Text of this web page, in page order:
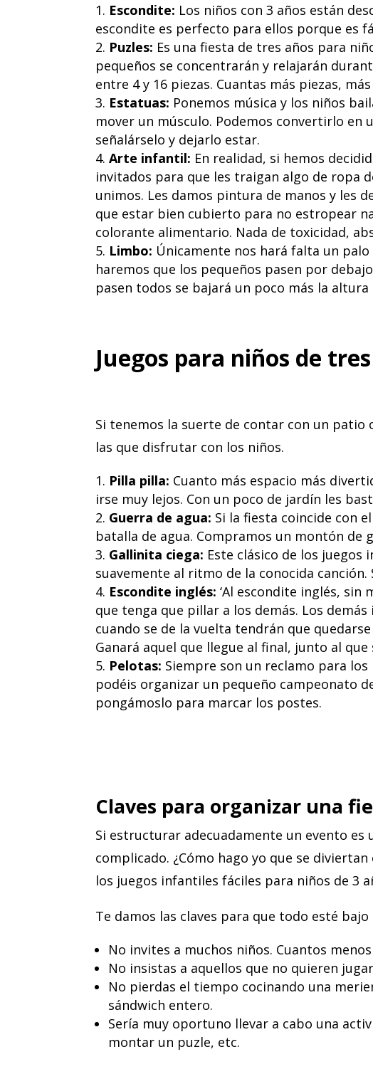
Escondite: Los niños con 3 años están
escondite es perfecto para ellos porque es
Puzles: Es una fiesta de tres años para
pequeños se concentrarán y relajarán
entre 4 y 16 piezas. Cuantas más piezas,
Estatuas: Ponemos música y los niños
mover un músculo. Podemos convertirlo en
señalárselo y dejarlo estar.
Arte infantil: En realidad, si hemos
invitados para que les traigan algo de ropa
unimos. Les damos pintura de manos y les
que estar bien cubierto para no estropear
colorante alimentario. Nada de toxicidad,
Limbo: Únicamente nos hará falta un
haremos que los pequeños pasen por
pasen todos se bajará un poco más la altura
Juegos para niños de
Si tenemos la suerte de contar con un
las que disfrutar con los niños.
Pilla pilla: Cuanto más espacio más
irse muy lejos. Con un poco de jardín les
Guerra de agua: Si la fiesta coincide con
batalla de agua. Compramos un montón de
Gallinita ciega: Este clásico de los
suavemente al ritmo de la conocida
Escondite inglés: ‘Al escondite inglés, sin
que tenga que pillar a los demás. Los
cuando se de la vuelta tendrán que
Ganará aquel que llegue al final, junto al que
Pelotas: Siempre son un reclamo para
podéis organizar un pequeño campeonato
pongámoslo para marcar los postes.
Claves para organizar una
Si estructurar adecuadamente un evento
complicado. ¿Cómo hago yo que se
los juegos infantiles fáciles para niños de 3
Te damos las claves para que todo esté
No invites a muchos niños. Cuantos
No insistas a aquellos que no quieren
No pierdas el tiempo cocinando una
sándwich entero.
Sería muy oportuno llevar a cabo una
montar un puzle, etc.